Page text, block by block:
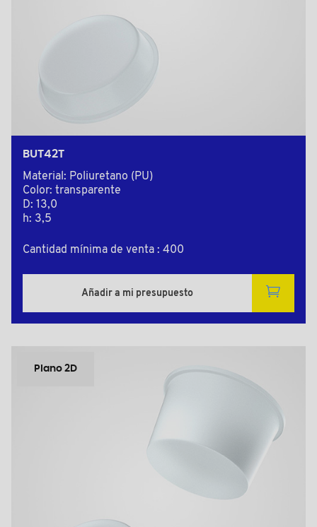
BUT42T
Material: Poliuretano (PU)
Color: transparente
D: 13,0
h: 3,5
Cantidad mínima de venta : 400
Añadir a mi presupuesto
Plano 2D